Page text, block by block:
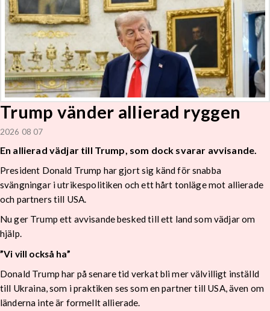
Trump vänder allierad ryggen
2026 08 07
En allierad vädjar till Trump, som dock svarar avvisande.
President Donald Trump har gjort sig känd för snabba
svängningar i utrikespolitiken och ett hårt tonläge mot allierade
och partners till USA.
Nu ger Trump ett avvisande besked till ett land som vädjar om
hjälp.
”Vi vill också ha”
Donald Trump har på senare tid verkat bli mer välvilligt inställd
till Ukraina, som i praktiken ses som en partner till USA, även om
länderna inte är formellt allierade.